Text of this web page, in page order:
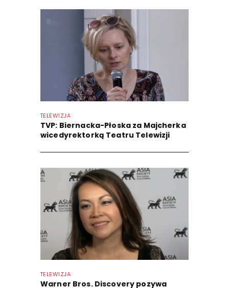
TELEWIZJA
TVP: Biernacka-Płoska za Majcherka
wicedyrektorką Teatru Telewizji
TELEWIZJA
Warner Bros. Discovery pozywa